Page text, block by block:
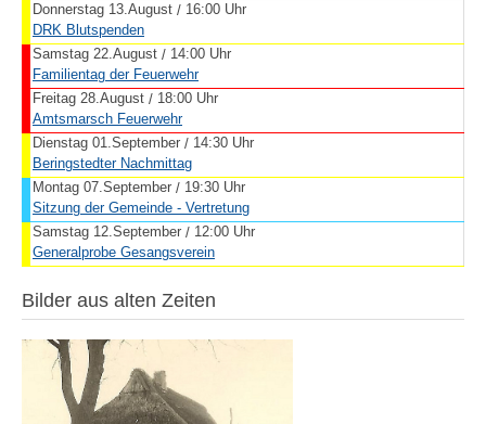
Donnerstag 13.August / 16:00 Uhr
DRK Blutspenden
Samstag 22.August / 14:00 Uhr
Familientag der Feuerwehr
Freitag 28.August / 18:00 Uhr
Amtsmarsch Feuerwehr
Dienstag 01.September / 14:30 Uhr
Beringstedter Nachmittag
Montag 07.September / 19:30 Uhr
Sitzung der Gemeinde - Vertretung
Samstag 12.September / 12:00 Uhr
Generalprobe Gesangsverein
Bilder aus alten Zeiten